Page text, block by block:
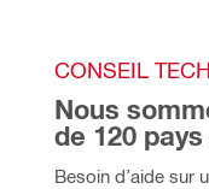
CONSEIL
Nous
de 120
Besoin d’aide sur